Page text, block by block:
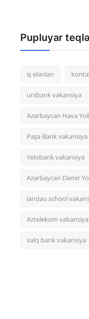
Pupluyar
iş elanları
unibank vakansiya
Azərbaycan Hava
Paşa Bank vakansiya
Yelobank vakansiya
Azərbaycan Dəmir
landau school
Aztelekom vakansiya
xalq bank vakansiya